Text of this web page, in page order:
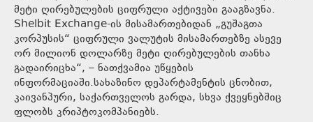
მეტი ღირებულების ციფრული აქტივები გააგზავნა.
Shelbit Exchange-ის მისამართებიდან „გუშაგთა
კორპუსის“ ციფრული ვალუტის მისამართებზე ასევე
ორ მილიონ დოლარზე მეტი ღირებულების თანხა
გადაირიცხა“, – ნათქვამია უწყების
ინფორმაციაში.სახაზინო დეპარტამენტის ცნობით,
კაივანპური, საქართველოს გარდა, სხვა ქვეყნებშიც
ფლობს კრიპტოკომპანიებს.